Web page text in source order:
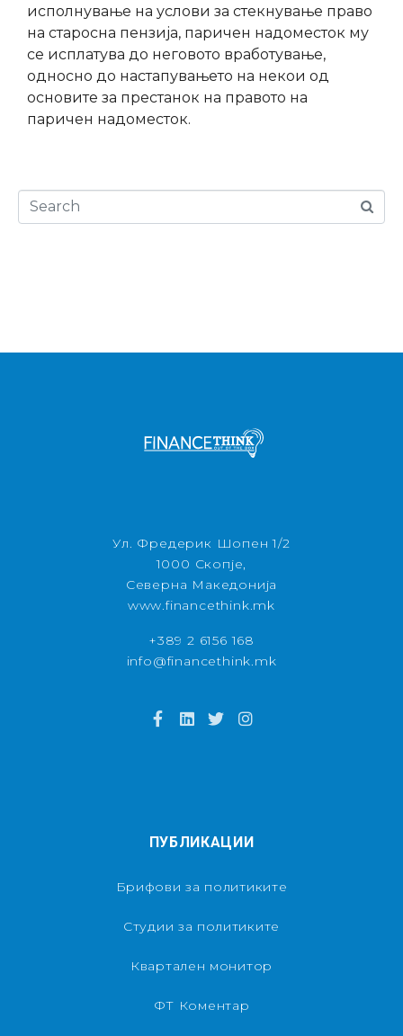
исполнување на услови за стекнување право
на старосна пензија, паричен надоместок му
се исплатува до неговото вработување,
односно до настапувањето на некои од
основите за престанок на правото на
паричен надоместок.
Ул. Фредерик Шопен 1/2
1000 Скопје,
Северна Македонија
www.financethink.mk
+389 2 6156 168
info@financethink.mk
ПУБЛИКАЦИИ
Брифови за политиките
Студии за политиките
Квартален монитор
ФТ Коментар